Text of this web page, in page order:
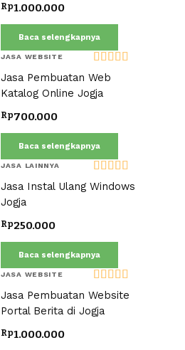
Rp1.000.000
Baca selengkapnya
JASA WEBSITE
Dinilai
dari 5
Jasa Pembuatan Web
Katalog Online Jogja
Rp700.000
Baca selengkapnya
JASA LAINNYA
Dinilai5.00
dari 5
Jasa Instal Ulang Windows
Jogja
Rp250.000
Baca selengkapnya
JASA WEBSITE
Dinilai5.00
dari 5
Jasa Pembuatan Website
Portal Berita di Jogja
Rp1.000.000